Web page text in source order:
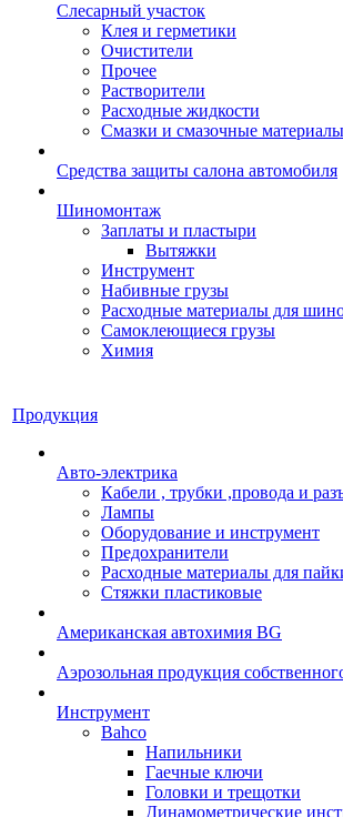
Слесарный участок
Клея и герметики
Очистители
Прочее
Растворители
Расходные жидкости
Смазки и смазочные материалы
Средства защиты салона автомобиля
Шиномонтаж
Заплаты и пластыри
Вытяжки
Инструмент
Набивные грузы
Расходные материалы для
Самоклеющиеся грузы
Химия
Продукция
Авто-электрика
Кабели , трубки ,провода и
Лампы
Оборудование и инструмент
Предохранители
Расходные материалы для
Стяжки пластиковые
Американская автохимия BG
Аэрозольная продукция
Инструмент
Bahco
Напильники
Гаечные ключи
Головки и трещотки
Динамометрические